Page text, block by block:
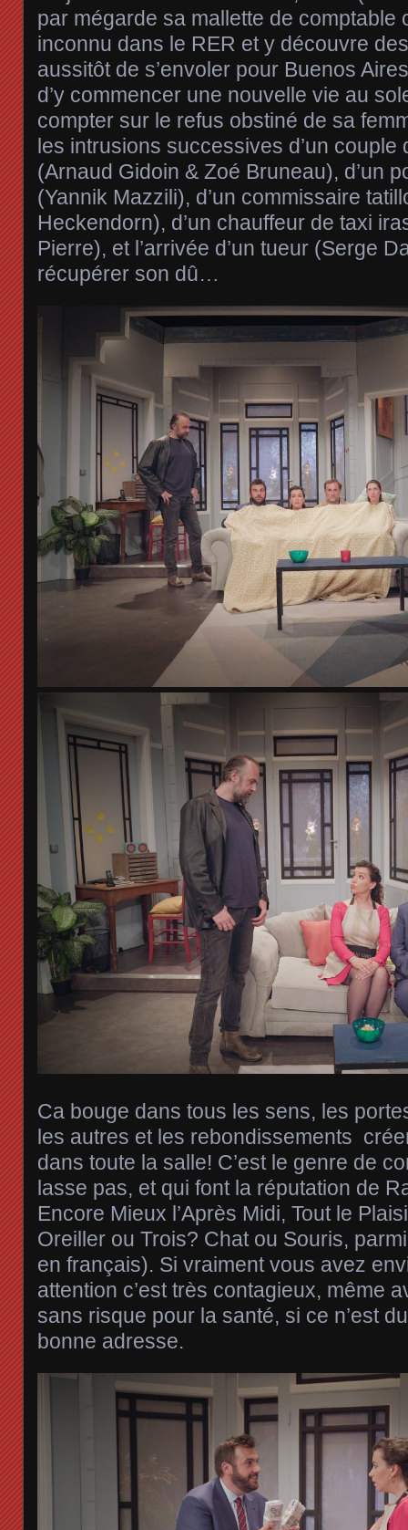
par mégarde sa mallette de comptable
inconnu dans le RER et y découvre
aussitôt de s’envoler pour Buenos
d’y commencer une nouvelle vie au
compter sur le refus obstiné de sa
les intrusions successives d’un couple
(Arnaud Gidoin & Zoé Bruneau), d’un
(Yannik Mazzili), d’un commissaire
Heckendorn), d’un chauffeur de taxi
Pierre), et l’arrivée d’un tueur (Serge
récupérer son dû…
Ca bouge dans tous les sens, les
les autres et les rebondissements
dans toute la salle! C’est le genre de
lasse pas, et qui font la réputation de
Encore Mieux l’Après Midi, Tout le
Oreiller ou Trois? Chat ou Souris,
en français). Si vraiment vous avez
attention c’est très contagieux, même
sans risque pour la santé, si ce n’est
bonne adresse.